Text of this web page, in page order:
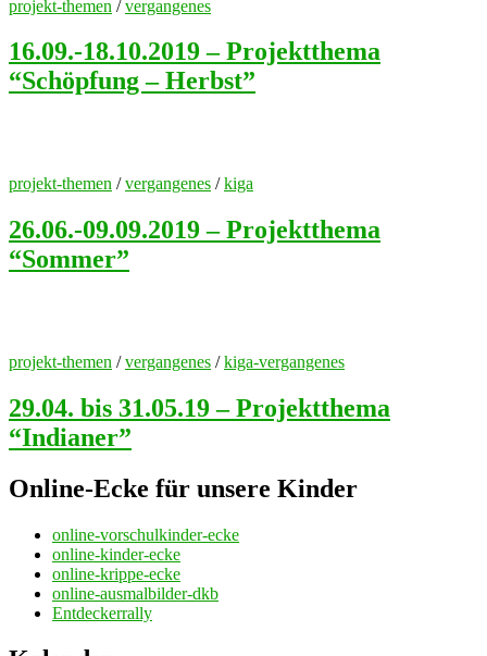
projekt-themen /vergangenes
16.09.-18.10.2019 – Projektthema
“Schöpfung – Herbst”
projekt-themen /vergangenes /kiga
26.06.-09.09.2019 – Projektthema
“Sommer”
projekt-themen /vergangenes /kiga-vergangenes
29.04. bis 31.05.19 – Projektthema
“Indianer”
Online-Ecke für unsere Kinder
online-vorschulkinder-ecke
online-kinder-ecke
online-krippe-ecke
online-ausmalbilder-dkb
Entdeckerrally